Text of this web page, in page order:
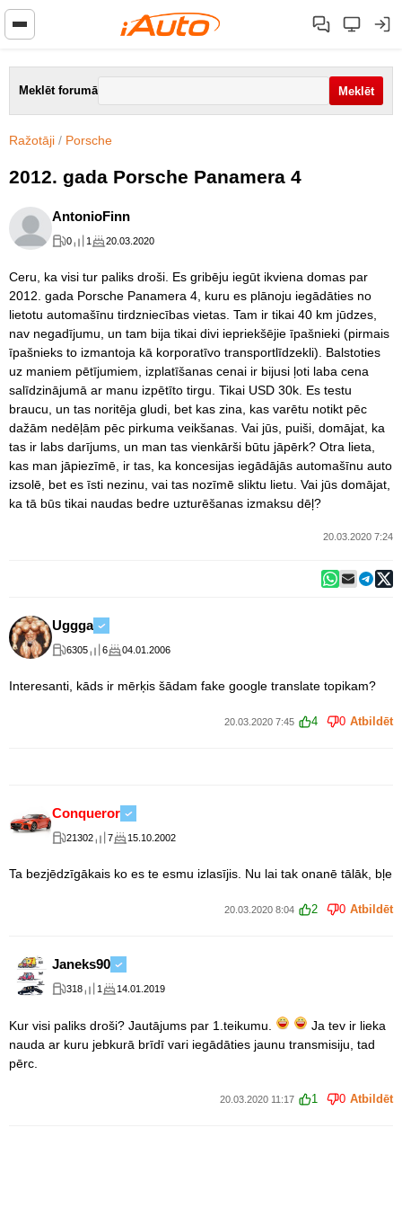
Meklēt forumā
Ražotāji / Porsche
2012. gada Porsche Panamera 4
AntonioFinn
0 1 20.03.2020
Ceru, ka visi tur paliks droši. Es gribēju iegūt ikviena domas par
2012. gada Porsche Panamera 4, kuru es plānoju iegādāties no
lietotu automašīnu tirdzniecības vietas. Tam ir tikai 40 km jūdzes,
nav negadījumu, un tam bija tikai divi iepriekšējie īpašnieki (pirmais
īpašnieks to izmantoja kā korporatīvo transportlīdzekli). Balstoties
uz maniem pētījumiem, izplatīšanas cenai ir bijusi ļoti laba cena
salīdzinājumā ar manu izpētīto tirgu. Tikai USD 30k. Es testu
braucu, un tas noritēja gludi, bet kas zina, kas varētu notikt pēc
dažām nedēļām pēc pirkuma veikšanas. Vai jūs, puiši, domājat, ka
tas ir labs darījums, un man tas vienkārši būtu jāpērk? Otra lieta,
kas man jāpiezīmē, ir tas, ka koncesijas iegādājās automašīnu auto
izsolē, bet es īsti nezinu, vai tas nozīmē sliktu lietu. Vai jūs domājat,
ka tā būs tikai naudas bedre uzturēšanas izmaksu dēļ?
20.03.2020 7:24
Uggga
6305 6 04.01.2006
Interesanti, kāds ir mērķis šādam fake google translate topikam?
20.03.2020 7:45 4 0 Atbildēt
Conqueror
21302 7 15.10.2002
Ta bezjēdzīgākais ko es te esmu izlasījis. Nu lai tak onanē tālāk, bļe
20.03.2020 8:04 2 0 Atbildēt
Janeks90
318 1 14.01.2019
Kur visi paliks droši? Jautājums par 1.teikumu.
Ja tev ir lieka
nauda ar kuru jebkurā brīdī vari iegādāties jaunu transmisiju, tad
pērc.
20.03.2020 11:17 1 0 Atbildēt